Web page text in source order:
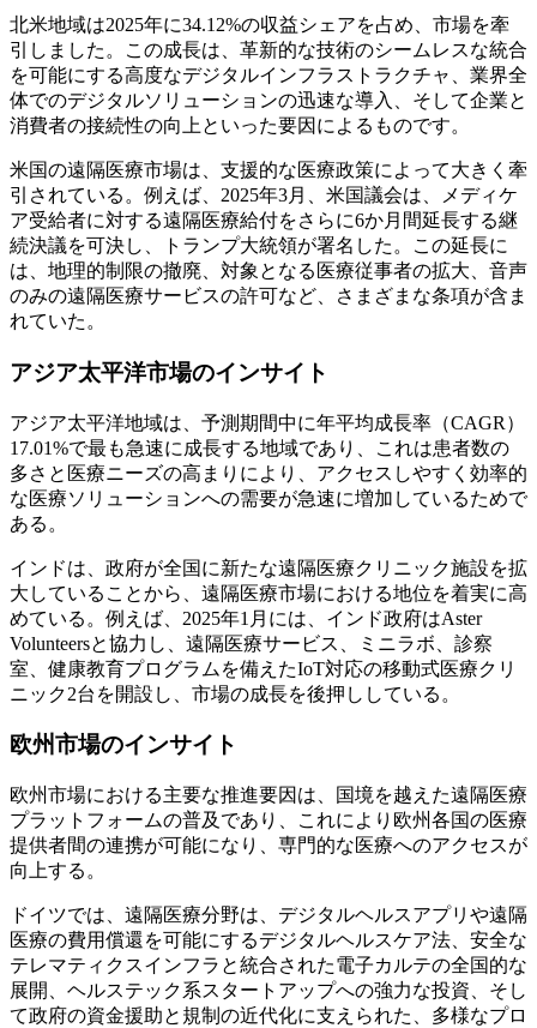
北米地域は2025年に34.12%の収益シェアを占め、市場を牽
引しました。この成長は、革新的な技術のシームレスな統合
を可能にする高度なデジタルインフラストラクチャ、業界全
体でのデジタルソリューションの迅速な導入、そして企業と
消費者の接続性の向上といった要因によるものです。
米国の遠隔医療市場は、支援的な医療政策によって大きく牽
引されている。例えば、2025年3月、米国議会は、メディケ
ア受給者に対する遠隔医療給付をさらに6か月間延長する継
続決議を可決し、トランプ大統領が署名した。この延長に
は、地理的制限の撤廃、対象となる医療従事者の拡大、音声
のみの遠隔医療サービスの許可など、さまざまな条項が含ま
れていた。
アジア太平洋市場のインサイト
アジア太平洋地域は、予測期間中に年平均成長率（CAGR）
17.01%で最も急速に成長する地域であり、これは患者数の
多さと医療ニーズの高まりにより、アクセスしやすく効率的
な医療ソリューションへの需要が急速に増加しているためで
ある。
インドは、政府が全国に新たな遠隔医療クリニック施設を拡
大していることから、遠隔医療市場における地位を着実に高
めている。例えば、2025年1月には、インド政府はAster
Volunteersと協力し、遠隔医療サービス、ミニラボ、診察
室、健康教育プログラムを備えたIoT対応の移動式医療クリ
ニック2台を開設し、市場の成長を後押ししている。
欧州市場のインサイト
欧州市場における主要な推進要因は、国境を越えた遠隔医療
プラットフォームの普及であり、これにより欧州各国の医療
提供者間の連携が可能になり、専門的な医療へのアクセスが
向上する。
ドイツでは、遠隔医療分野は、デジタルヘルスアプリや遠隔
医療の費用償還を可能にするデジタルヘルスケア法、安全な
テレマティクスインフラと統合された電子カルテの全国的な
展開、ヘルステック系スタートアップへの強力な投資、そし
て政府の資金援助と規制の近代化に支えられた、多様なプロ